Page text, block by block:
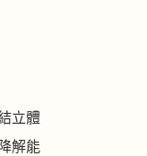
立體
解能